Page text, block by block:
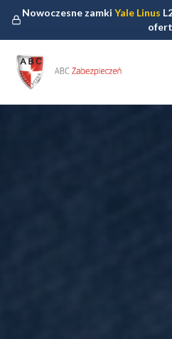
Nowoczesne zamkiYale Linus